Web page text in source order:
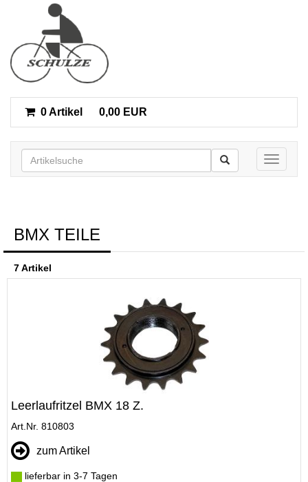
0 Artikel 0,00 EUR
Toggle
BMX TEILE
7 Artikel
Leerlaufritzel BMX 18 Z.
Art.Nr. 810803
zum Artikel
lieferbar in 3-7 Tagen